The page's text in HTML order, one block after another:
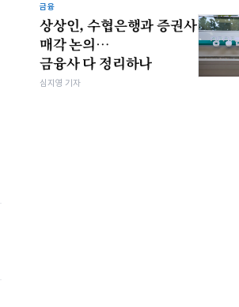
금융
상상인, 수협은행과 증권사
매각 논의…
금융사 다 정리하나
심지영 기자